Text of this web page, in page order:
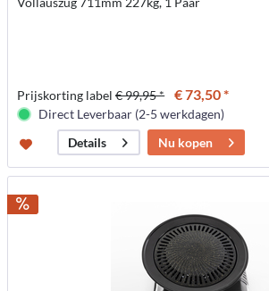
Prijskorting label€ 99,95 * € 73,50 *
Direct Leverbaar (2-5 werkdagen)
Details
Nu kopen